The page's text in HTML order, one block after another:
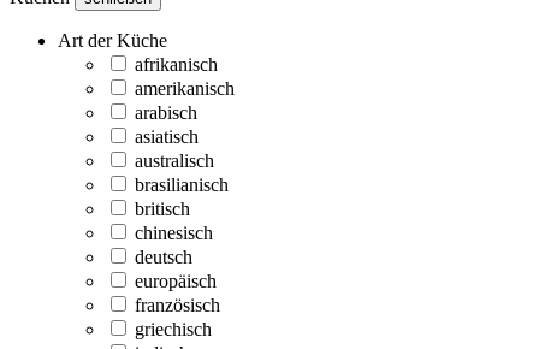
Art der Küche
afrikanisch
amerikanisch
arabisch
asiatisch
australisch
brasilianisch
britisch
chinesisch
deutsch
europäisch
französisch
griechisch